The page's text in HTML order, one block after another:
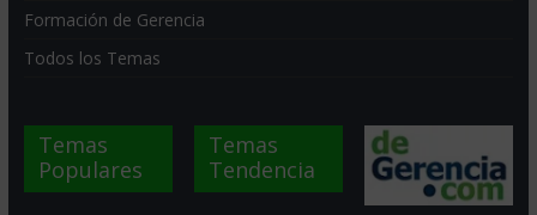
Formación de Gerencia
Todos los Temas
Temas
Populares
Temas
Tendencia